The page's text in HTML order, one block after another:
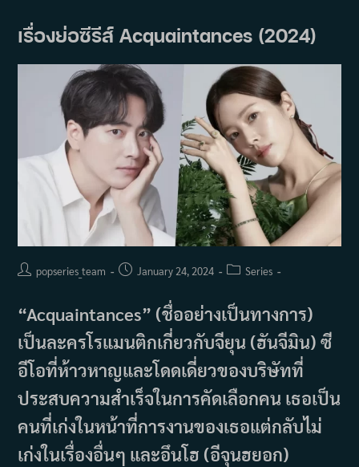
Bastard
(2024)
เรื่องย่อซีรีส์ Acquaintances (2024)
Postpopseries_team
PostJanuary 24, 2024
PostSeries
“Acquaintances” (ชื่ออย่างเป็นทางการ)
เป็นละครโรแมนติกเกี่ยวกับจียุน (ฮันจีมิน) ซี
อีโอที่ห้าวหาญและโดดเดี่ยวของบริษัทที่
ประสบความสำเร็จในการคัดเลือกคน เธอเป็น
คนที่เก่งในหน้าที่การงานของเธอแต่กลับไม่
เก่งในเรื่องอื่นๆ และอึนโฮ (อีจุนฮยอก)